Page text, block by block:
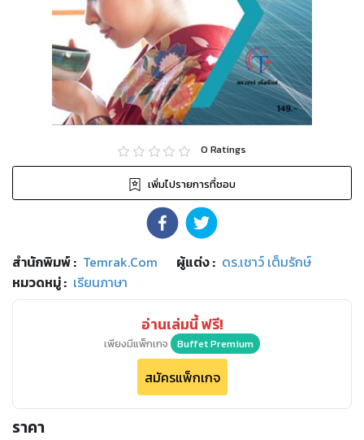
0 Ratings
เพิ่มไปรายการที่ชอบ
สำนักพิมพ์: Temrak.Com ผู้แต่ง : ดร.เชาว์ เต็มรักษ์
หมวดหมู่: เรียนภาษา
อ่านเล่มนี้ ฟรี!
เพียงมีแพ็กเกจ Buffet Premium
สมัครแพ็กเกจ
ราคา